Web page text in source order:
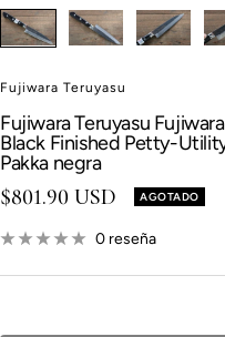
Fujiwara Teruyasu
Fujiwara Teruyasu
Black Finished Petty-
Pakka negra
Precio de venta
$801.90 USD AGOTADO
0 reseña